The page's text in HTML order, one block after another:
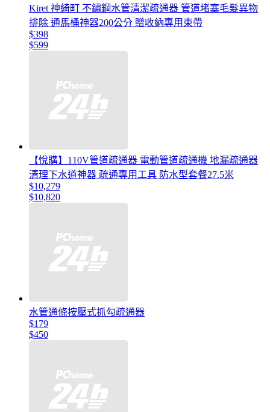
Kiret 神綺町 不鏽鋼水管清潔疏通器 管道堵塞毛髮異物
排除 通馬桶神器200公分 贈收納專用束帶
$398
$599
【悅購】110V管道疏通器 電動管道疏通機 地漏疏通器
清理下水道神器 疏通專用工具 防水型套餐27.5米
$10,279
$10,820
水管通條按壓式抓勾疏通器
$179
$450